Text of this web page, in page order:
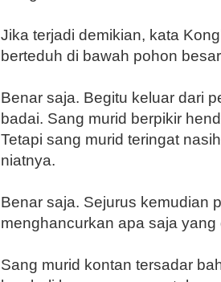
Jika terjadi demikian, kata
berteduh di bawah pohon
Benar saja. Begitu keluar dari
badai. Sang murid ber­pikir
Tetapi sang murid teringat
niatnya.
Benar saja. Sejurus kemudian
menghancurkan apa saja yang
Sang murid kontan tersadar